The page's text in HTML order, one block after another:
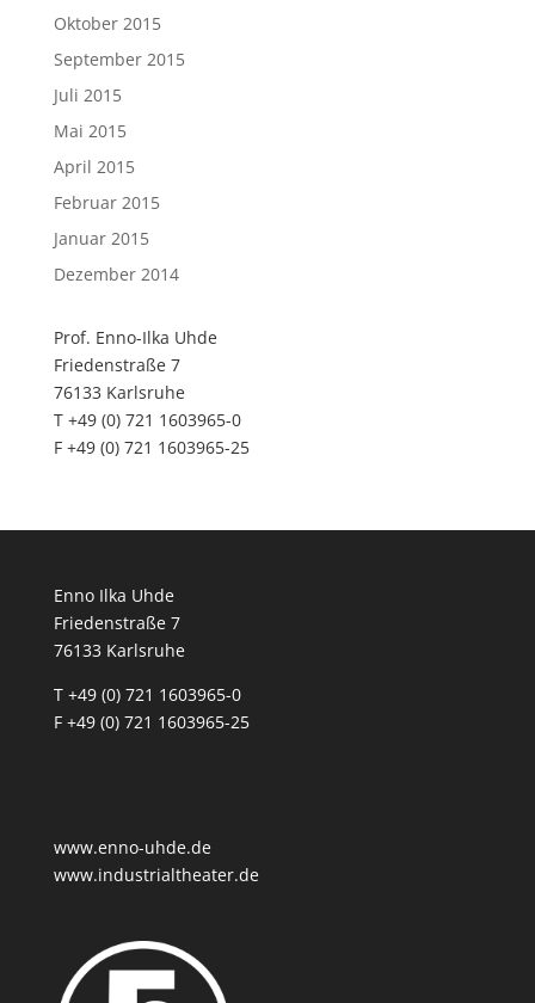
Oktober 2015
September 2015
Juli 2015
Mai 2015
April 2015
Februar 2015
Januar 2015
Dezember 2014
Prof. Enno-Ilka Uhde
Friedenstraße 7
76133 Karlsruhe
T +49 (0) 721 1603965-0
F +49 (0) 721 1603965-25
Enno Ilka Uhde
Friedenstraße 7
76133 Karlsruhe
T +49 (0) 721 1603965-0
F +49 (0) 721 1603965-25
www.enno-uhde.de
www.industrialtheater.de